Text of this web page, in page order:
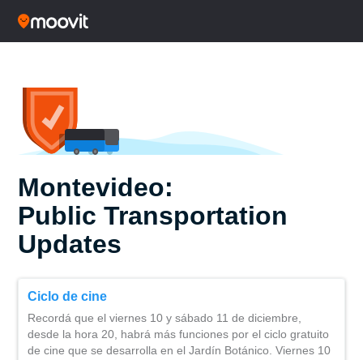
Montevideo:
Public Transportation
Updates
Ciclo de cine
Recordá que el viernes 10 y sábado 11 de diciembre,
desde la hora 20, habrá más funciones por el ciclo gratuito
de cine que se desarrolla en el Jardín Botánico. Viernes 10